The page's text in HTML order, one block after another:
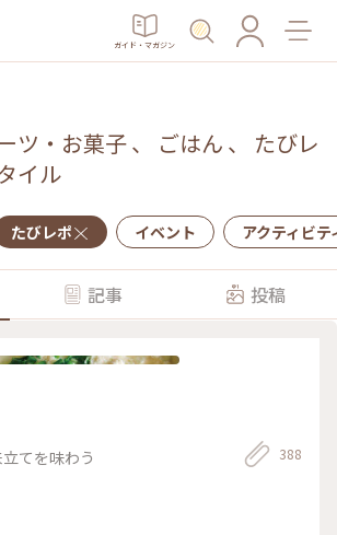
ガイド・マガジン
ツ・お菓子、 ごはん 、 たびレ
イル
たびレポ イベント アクティビテ
記事 投稿
てを味わう 388